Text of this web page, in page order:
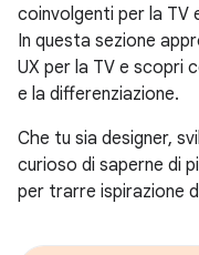
coinvolgenti per la TV
In questa sezione
UX per la TV e scopri
e la differenziazione.
Che tu sia designer,
curioso di saperne di
per trarre ispirazione